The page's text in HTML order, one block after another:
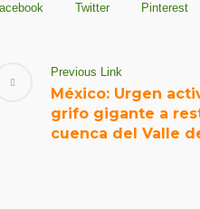
Twitter Pinterest
Previous Link
México: Urgen
grifo gigante a
cuenca del Valle